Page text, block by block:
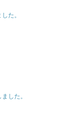
た。
した。